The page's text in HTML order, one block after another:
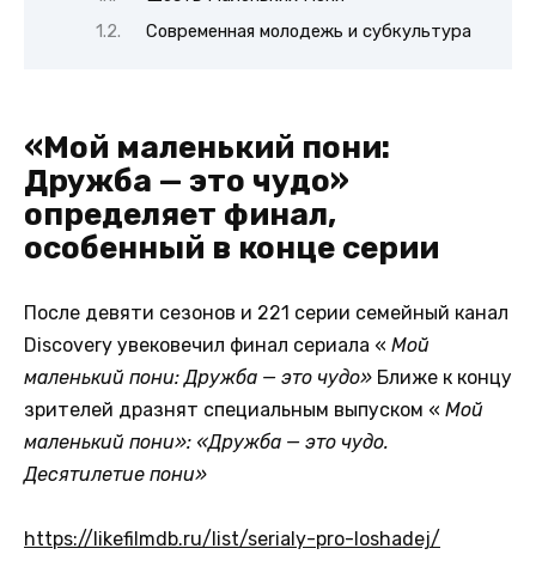
Современная молодежь и субкультура
«Мой маленький пони:
Дружба — это чудо»
определяет финал,
особенный в конце серии
После девяти сезонов и 221 серии семейный канал
Discovery увековечил финал сериала « Мой
маленький пони: Дружба — это чудо» Ближе к концу
зрителей дразнят специальным выпуском « Мой
маленький пони»: «Дружба — это чудо.
Десятилетие пони»
https://likefilmdb.ru/list/serialy-pro-loshadej/